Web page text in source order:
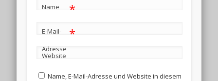
Name *
E-Mail-
Adresse
*
Website
Name, E-Mail-Adresse und Website in diesem